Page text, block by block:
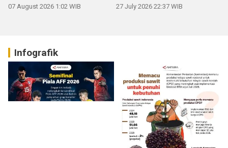
07 August 2026 1:02 WIB 27 July 2026 22:37 WIB
Infografik